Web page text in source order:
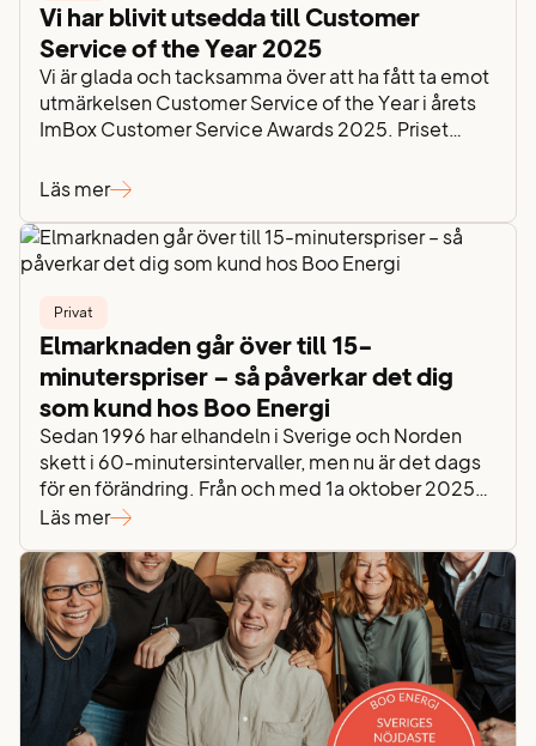
Vi har blivit utsedda till Customer
Service of the Year 2025
Vi är glada och tacksamma över att ha fått ta emot
utmärkelsen Customer Service of the Year i årets
ImBox Customer Service Awards 2025. Priset
på ett engagerat, tillgängligt och användarvänligt
och inspirerande. “Det här…
Läs mer
Privat
Elmarknaden går över till 15-
minuterspriser – så påverkar det dig
som kund hos Boo Energi
Sedan 1996 har elhandeln i Sverige och Norden
skett i 60-minutersintervaller, men nu är det dags
för en förändring. Från och med 1a oktober 2025
övergår elbörsen Nord Pool till att sätta elpriser var
till att förbättra balansen i elnätet och underlätta
integrationen av förnybara energikällor som sol-…
Läs mer